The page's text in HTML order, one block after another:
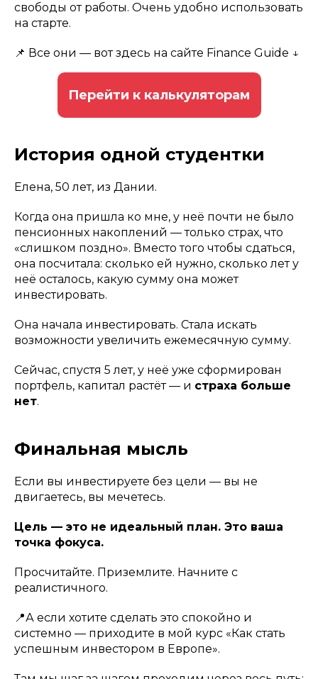
свободы от работы. Очень удобно использовать
на старте.
📌 Все они — вот здесь на сайте Finance Guide ↓
Перейти к калькуляторам
История одной студентки
Елена, 50 лет, из Дании.
Когда она пришла ко мне, у неё почти не было
пенсионных накоплений — только страх, что
«слишком поздно». Вместо того чтобы сдаться,
она посчитала: сколько ей нужно, сколько лет у
неё осталось, какую сумму она может
инвестировать.
Она начала инвестировать. Стала искать
возможности увеличить ежемесячную сумму.
Сейчас, спустя 5 лет, у неё уже сформирован
портфель, капитал растёт — и страха больше
нет.
Финальная мысль
Если вы инвестируете без цели — вы не
двигаетесь, вы мечетесь.
Цель — это не идеальный план. Это ваша
точка фокуса.
Просчитайте. Приземлите. Начните с
реалистичного.
📍А если хотите сделать это спокойно и
системно — приходите в мой курс «Как стать
успешным инвестором в Европе».